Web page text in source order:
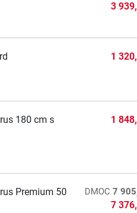
3 939,
1 320,
180 cm s
1 848,
Premium 50
DMOC 7
7 376,